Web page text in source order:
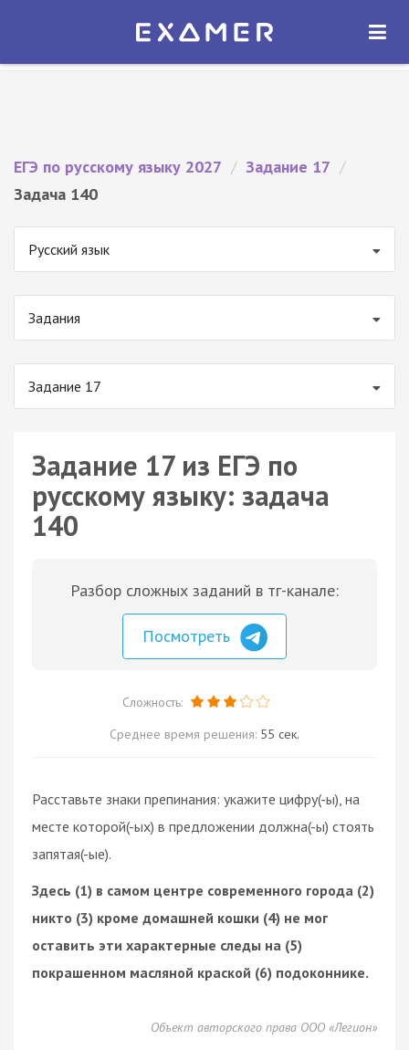
Экзамер — ЕГЭ 2027
ОТКРЫТЬ
ЕГЭ по русскому языку 2027 / Задание 17 /
Задача 140
Русский язык
Задания
Задание 17
Задание 17 из ЕГЭ по
русскому языку: задача
140
Разбор сложных заданий в тг-канале:
Посмотреть
Сложность:
Среднее время решения: 55 сек.
Расставьте знаки препинания: укажите цифру(-ы), на
месте которой(-ых) в предложении должна(-ы) стоять
запятая(-ые).
Здесь (1) в самом центре современного города (2)
никто (3) кроме домашней кошки (4) не мог
оставить эти характерные следы на (5)
покрашенном масляной краской (6) подоконнике.
Объект авторского права ООО «Легион»